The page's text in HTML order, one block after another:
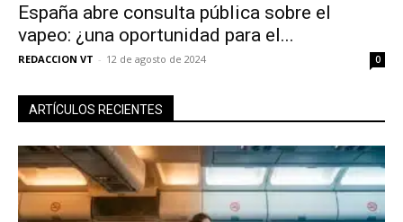
No te pierdas de las
últimas noticias
recibe todas las noticias del vapeo y la
reducción de daños en tu correo
electrónico.
España abre consulta pública sobre el
vapeo: ¿una oportunidad para el...
REDACCION VT - 12 de agosto de 2024 0
ARTÍCULOS RECIENTES